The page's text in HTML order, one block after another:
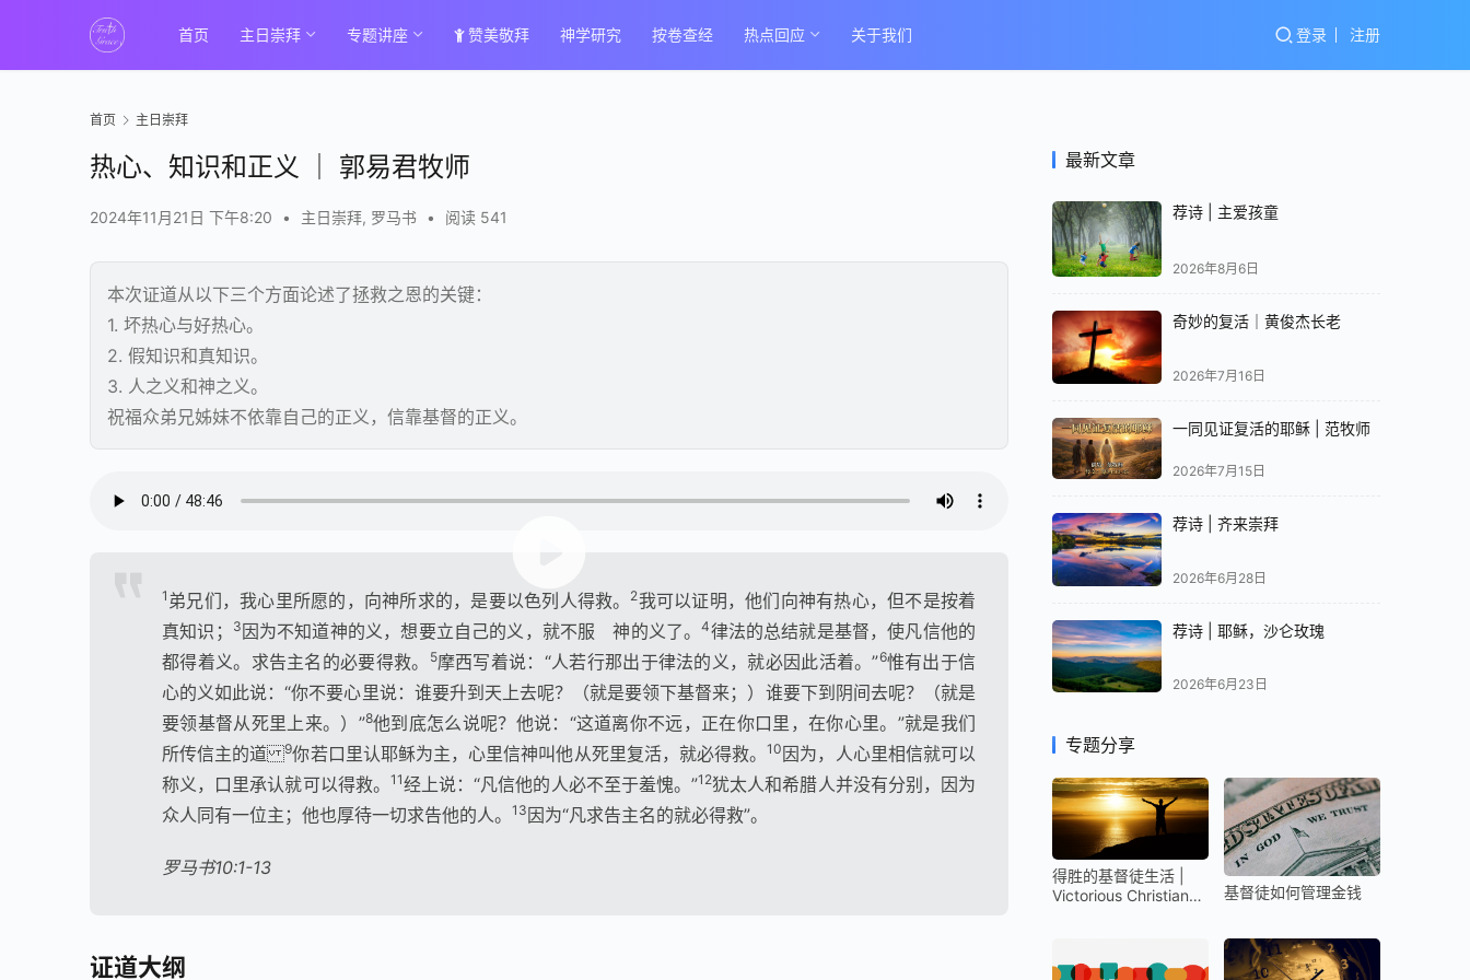
首页 主日崇拜 专题讲座 赞美敬拜 神学研究 按卷查经 热点回应 关于我们 登录 注册
首页 主日崇拜
热心、知识和正义 ｜ 郭易君牧师
2024年11月21日 下午8:20 • 主日崇拜, 罗马书 • 阅读 541
本次证道从以下三个方面论述了拯救之恩的关键：
1. 坏热心与好热心。
2. 假知识和真知识。
3. 人之义和神之义。
祝福众弟兄姊妹不依靠自己的正义，信靠基督的正义。
1 弟兄们，我心里所愿的，向神所求的，是要以色列人得救。 2我可以证明，他们向神有热心，但不是按着
真知识；
3 因为不知道神的义，想要立自己的义，就不服 神的义了。4律法的总结就是基督，使凡信他的
都得着义。求告主名的必要得救。
5摩西写着说：“人若行那出于律法的义，就必因此活着。”6惟有出于信
心的义如此说：“你不要心里说：谁要升到天上去呢？（就是要领下基督来；）谁要下到阴间去呢？（就是
要领基督从死里上来。）”8他到底怎么说呢？他说：“这道离你不远，正在你口里，在你心里。”就是我们
所传信主的道9你若口里认耶稣为主，心里信神叫他从死里复活，就必得救。10 因为，人心里相信就可以
称义，口里承认就可以得救。
11经上说：“凡信他的人必不至于羞愧。”12犹太人和希腊人并没有分别，因为
众人同有一位主；他也厚待一切求告他的人。
13 因为“凡求告主名的就必得救”。
罗马书10:1-13
证道大纲
最新文章
荐诗 | 主爱孩童
2026年8月6日
奇妙的复活｜黄俊杰长老
2026年7月16日
一同见证复活的耶稣 | 范牧师
2026年7月15日
荐诗 | 齐来崇拜
2026年6月28日
荐诗 | 耶稣，沙仑玫瑰
2026年6月23日
专题分享
得胜的基督徒生活 |
Victorious Christian
基督徒如何管理金钱